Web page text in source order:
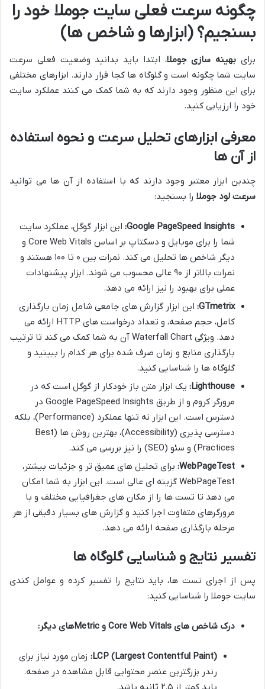
چگونه سرعت فعلی سایت جوملا خود را
بسنجیم؟ (ابزارها و شاخص ها)
برای بهینه سازی جوملا، ابتدا باید بدانید وضعیت فعلی سرعت
سایت شما چگونه است و گلوگاه ها کجا قرار دارند. ابزارهای مختلفی
برای این منظور وجود دارند که به شما کمک می کنند عملکرد سایت
خود را ارزیابی کنید.
معرفی ابزارهای تحلیل سرعت و نحوه استفاده
از آن ها
چندین ابزار معتبر وجود دارند که با استفاده از آن ها می توانید
سرعت لود جوملا را بسنجید:
Google PageSpeed Insights: این ابزار گوگل، عملکرد سایت
شما را برای موبایل و دسکتاپ بر اساس Core Web Vitals و
دیگر شاخص ها تحلیل می کند. نمرات بین ۰ تا ۱۰۰ هستند و
نمرات بالاتر از ۹۰ عالی محسوب می شوند. ابزار پیشنهادات
عملی برای بهبود را نیز ارائه می دهد.
GTmetrix: این ابزار گزارش های جامعی شامل زمان بارگذاری
کامل، حجم صفحه، و تعداد درخواست های HTTP ارائه می
دهد. ویژگی Waterfall Chart آن به شما کمک می کند تا ترتیب
بارگذاری منابع و زمان صرف شده برای هر کدام را ببینید و
گلوگاه ها را شناسایی کنید.
Lighthouse: یک ابزار متن باز خودکار از گوگل است که در
مرورگر کروم و از طریق Google PageSpeed Insights در
دسترس است. این ابزار نه تنها عملکرد (Performance)، بلکه
دسترسی پذیری (Accessibility)، بهترین روش ها (Best
Practices) و سئو (SEO) را نیز بررسی می کند.
WebPageTest: برای تحلیل های عمیق تر و جزئیات بیشتر،
WebPageTest گزینه ای عالی است. این ابزار به شما امکان
می دهد تا تست ها را از مکان های جغرافیایی مختلف و با
مرورگرهای متفاوت اجرا کنید و گزارش های بسیار دقیقی از هر
مرحله بارگذاری صفحه ارائه می دهد.
تفسیر نتایج و شناسایی گلوگاه ها
پس از اجرای تست ها، باید نتایج را تفسیر کرده و عوامل کندی
سایت جوملا را شناسایی کنید:
درک شاخص های Core Web Vitals و Metricهای دیگر:
LCP (Largest Contentful Paint): زمان مورد نیاز برای
رندر بزرگترین عنصر محتوایی قابل مشاهده در صفحه.